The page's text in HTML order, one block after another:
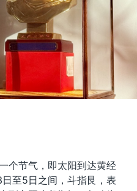
个节气，即太阳到达黄经
至5日之间，斗指艮，表